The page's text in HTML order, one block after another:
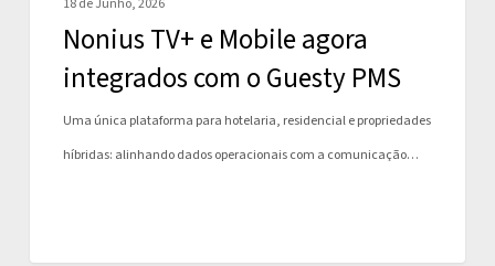
18 de Junho, 2026
Nonius TV+ e Mobile agora
integrados com o Guesty PMS
Uma única plataforma para hotelaria, residencial e propriedades
híbridas: alinhando dados operacionais com a comunicação…